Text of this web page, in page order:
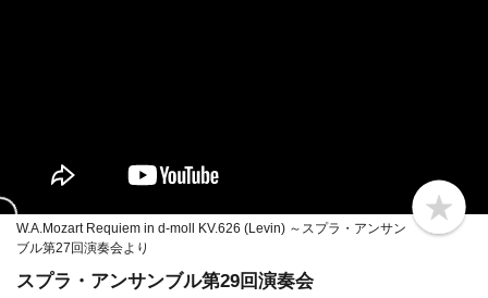
b
o
W.A.Mozart Requiem in d-moll KV.626 (Levin) ～スプラ・アンサン
ブル第27回演奏会より
スプラ・アンサンブル第29回演奏会